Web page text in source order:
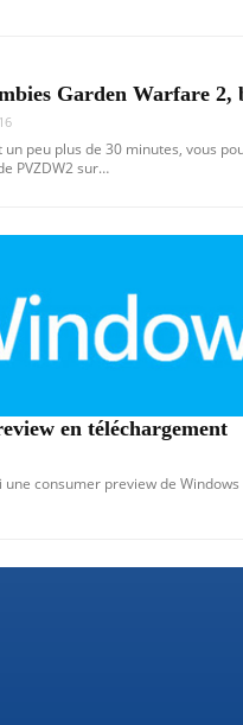
Garden Warfare 2,
peu plus de 30 minutes, vous
PVZDW2 sur…
en téléchargement
consumer preview de